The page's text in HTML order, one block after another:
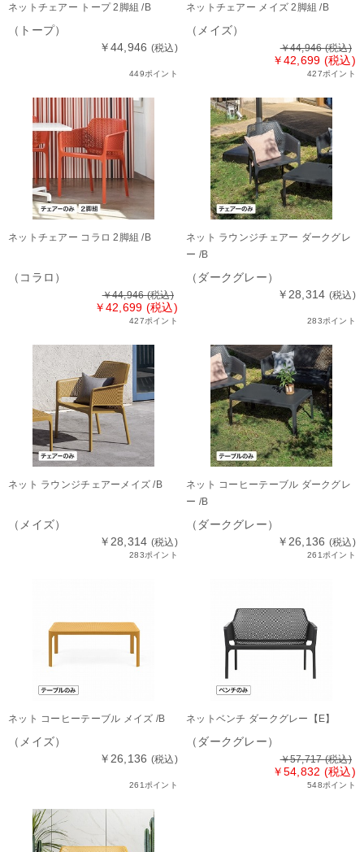
ネットチェアー トープ 2脚組 /B
（トープ）
￥44,946 (税込)
449ポイント
ネットチェアー メイズ 2脚組 /B
（メイズ）
￥44,946(税込)
￥42,699 (税込)
427ポイント
ネットチェアー コラロ 2脚組 /B
（コラロ）
￥44,946(税込)
￥42,699 (税込)
427ポイント
ネット ラウンジチェアー ダークグレ
ー /B
（ダークグレー）
￥28,314 (税込)
283ポイント
ネット ラウンジチェアーメイズ /B
（メイズ）
￥28,314 (税込)
283ポイント
ネット コーヒーテーブル ダークグレ
ー /B
（ダークグレー）
￥26,136 (税込)
261ポイント
ネット コーヒーテーブル メイズ /B
（メイズ）
￥26,136 (税込)
261ポイント
ネットベンチ ダークグレー【E】
（ダークグレー）
￥57,717(税込)
￥54,832 (税込)
548ポイント